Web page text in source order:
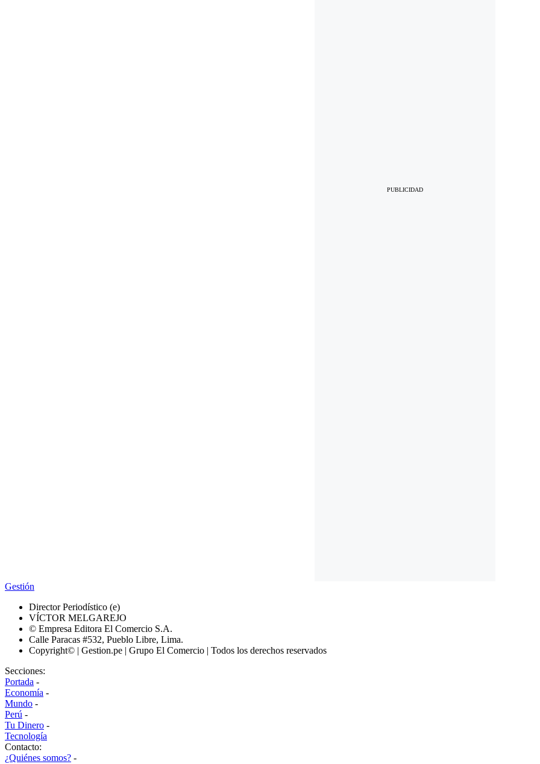
Gestión
Director Periodístico (e)
VÍCTOR MELGAREJO
© Empresa Editora El Comercio S.A.
Calle Paracas #532, Pueblo Libre, Lima.
Copyright© | Gestion.pe | Grupo El Comercio | Todos los derechos reservados
Secciones:
Portada -
Economía -
Mundo -
Perú -
Tu Dinero -
Tecnología
Contacto:
¿Quiénes somos? -